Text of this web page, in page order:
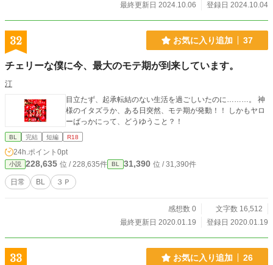
最終更新日 2024.10.06
登録日 2024.10.04
32 お気に入り追加 37
チェリーな僕に今、最大のモテ期が到来しています。
汀
目立たず、起承転結のない生活を過ごしいたのに………。 神
様のイタズラか、ある日突然、モテ期が発動！！ しかもヤロ
ーばっかにって、どうゆうこと？！
BL 完結 短編 R18
24h.ポイント 0pt
小説 228,635 位 / 228,635件 BL 31,390 位 / 31,390件
日常 BL ３Ｐ
感想数 0
文字数 16,512
最終更新日 2020.01.19
登録日 2020.01.19
33 お気に入り追加 26